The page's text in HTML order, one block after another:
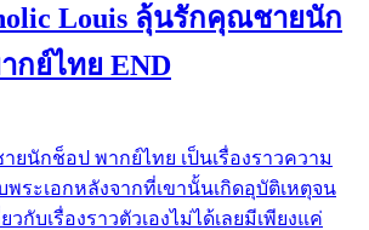
Louis ลุ้นรักคุณชายนัก
กย์ไทย END
ยนักช็อป พากย์ไทย เป็นเรื่องราวความ
ระเอกหลังจากที่เขานั้นเกิดอุบัติเหตุจน
วกับเรื่องราวตัวเองไม่ได้เลยมีเพียงแค่